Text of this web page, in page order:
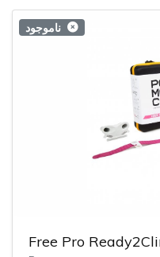
ناموجود
Free Pro